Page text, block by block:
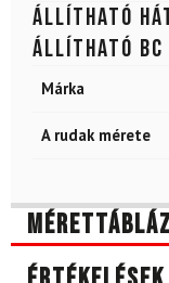
Állítható
Állítható BC
Márka
A rudak mérete